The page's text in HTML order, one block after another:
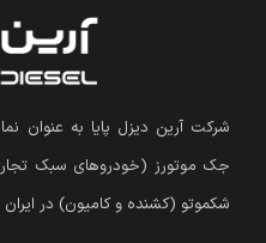
شرکت آرین دیزل پایا به عنوان
جک موتورز (خودروهای سبک
شکموتو (کشنده و کامیون) در